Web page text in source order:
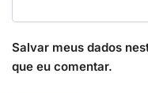
Salvar meus dados
que eu comentar.